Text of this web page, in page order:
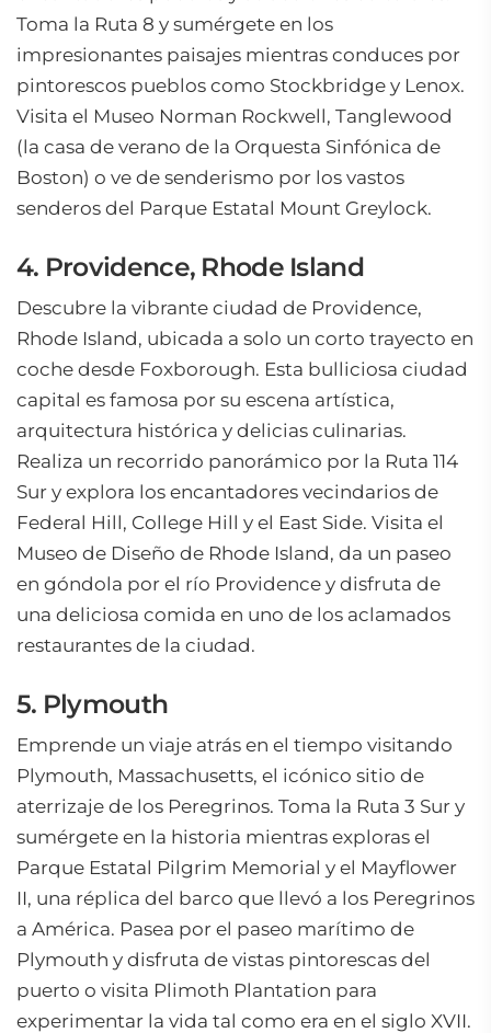
Toma la Ruta 8 y sumérgete en los
impresionantes paisajes mientras conduces por
pintorescos pueblos como Stockbridge y Lenox.
Visita el Museo Norman Rockwell, Tanglewood
(la casa de verano de la Orquesta Sinfónica de
Boston) o ve de senderismo por los vastos
senderos del Parque Estatal Mount Greylock.
4. Providence, Rhode Island
Descubre la vibrante ciudad de Providence,
Rhode Island, ubicada a solo un corto trayecto en
coche desde Foxborough. Esta bulliciosa ciudad
capital es famosa por su escena artística,
arquitectura histórica y delicias culinarias.
Realiza un recorrido panorámico por la Ruta 114
Sur y explora los encantadores vecindarios de
Federal Hill, College Hill y el East Side. Visita el
Museo de Diseño de Rhode Island, da un paseo
en góndola por el río Providence y disfruta de
una deliciosa comida en uno de los aclamados
restaurantes de la ciudad.
5. Plymouth
Emprende un viaje atrás en el tiempo visitando
Plymouth, Massachusetts, el icónico sitio de
aterrizaje de los Peregrinos. Toma la Ruta 3 Sur y
sumérgete en la historia mientras exploras el
Parque Estatal Pilgrim Memorial y el Mayflower
II, una réplica del barco que llevó a los Peregrinos
a América. Pasea por el paseo marítimo de
Plymouth y disfruta de vistas pintorescas del
puerto o visita Plimoth Plantation para
experimentar la vida tal como era en el siglo XVII.